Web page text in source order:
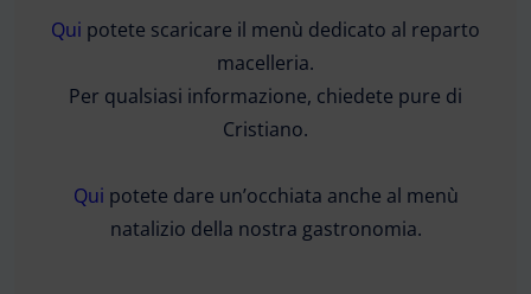
Qui potete scaricare il menù dedicato al reparto
macelleria.
Per qualsiasi informazione, chiedete pure di
Cristiano.
Qui potete dare un’occhiata anche al menù
natalizio della nostra gastronomia.